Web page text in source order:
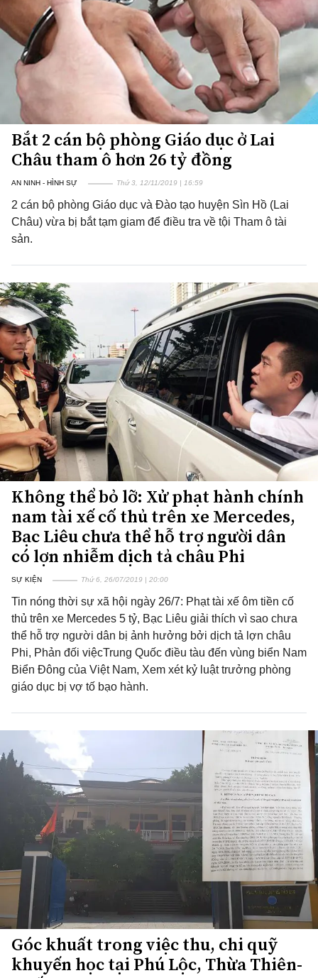
Bắt 2 cán bộ phòng Giáo dục ở Lai
Châu tham ô hơn 26 tỷ đồng
AN NINH - HÌNH SỰ Thứ 3, 12/11/2019 | 16:59
2 cán bộ phòng Giáo dục và Đào tạo huyện Sìn Hồ (Lai
Châu) vừa bị bắt tạm giam để điều tra về tội Tham ô tài
sản.
Không thể bỏ lỡ: Xử phạt hành chính
nam tài xế cố thủ trên xe Mercedes,
Bạc Liêu chưa thể hỗ trợ người dân
có lợn nhiễm dịch tả châu Phi
SỰ KIỆN Thứ 6, 26/07/2019 | 20:00
Tin nóng thời sự xã hội ngày 26/7: Phạt tài xế ôm tiền cố
thủ trên xe Mercedes 5 tỷ, Bạc Liêu giải thích vì sao chưa
thể hỗ trợ người dân bị ảnh hưởng bởi dịch tả lợn châu
Phi, Phản đối việcTrung Quốc điều tàu đến vùng biển Nam
Biển Đông của Việt Nam, Xem xét kỷ luật trưởng phòng
giáo dục bị vợ tố bạo hành.
Góc khuất trong việc thu, chi quỹ
khuyến học tại Phú Lộc, Thừa Thiên-